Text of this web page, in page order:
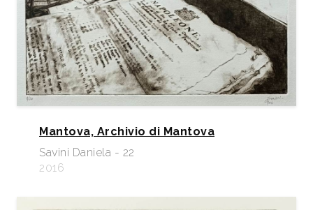
Mantova, Archivio di Mantova
Savini Daniela - 22
2016